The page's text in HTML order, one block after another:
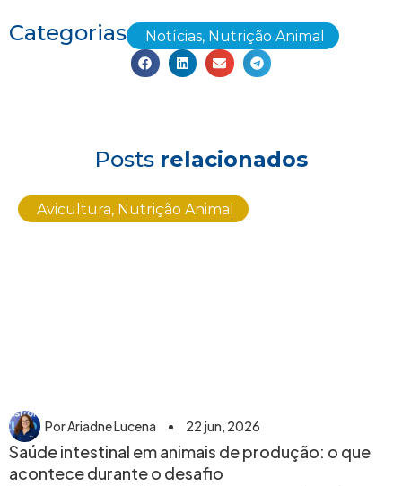
Categorias Notícias, Nutrição Animal
Posts relacionados
Avicultura, Nutrição Animal
PorAriadne Lucena 22 jun, 2026
Saúde intestinal em animais de produção: o que
acontece durante o desafio